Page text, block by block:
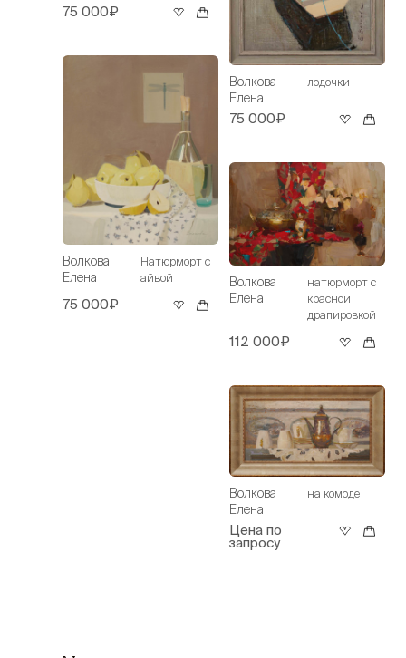
75 000₽
Волкова
Елена
Натюрморт с
айвой
75 000₽
Волкова
Елена
лодочки
75 000₽
Волкова
Елена
натюрморт с
красной
драпировкой
112 000₽
Волкова
Елена
на комоде
Цена по
запросу